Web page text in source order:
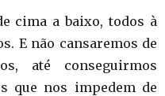
cima a baixo, todos à
E não cansaremos de
até conseguirmos
que nos impedem de